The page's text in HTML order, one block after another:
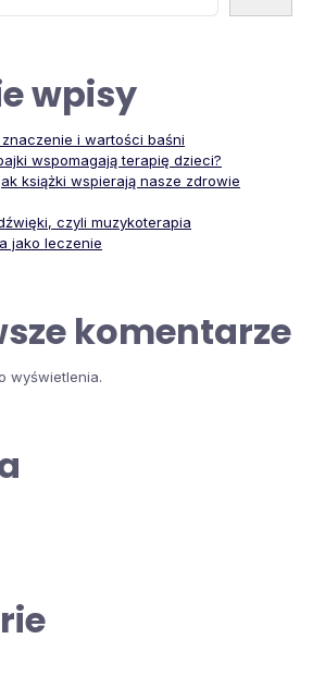
wpisy
i wartości baśni
wspomagają terapię dzieci?
książki wspierają nasze zdrowie
czyli muzykoterapia
jako leczenie
komentarze
wyświetlenia.